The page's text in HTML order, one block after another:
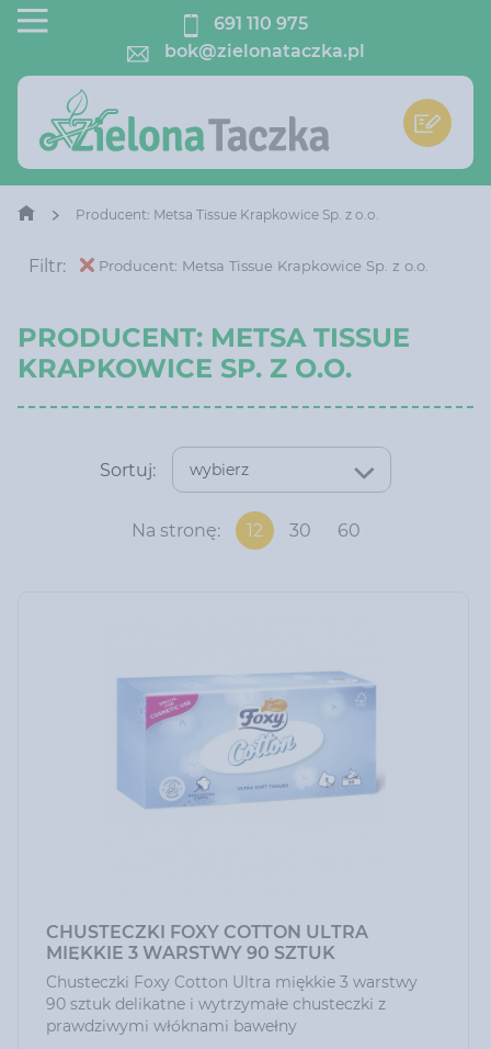
691 110 975
bok@zielonataczka.pl
Producent: Metsa Tissue Krapkowice Sp. z o.o.
Filtr: Producent: Metsa Tissue Krapkowice Sp. z o.o.
PRODUCENT: METSA TISSUE
KRAPKOWICE SP. Z O.O.
Sortuj: wybierz
Na stronę: 12 30 60
CHUSTECZKI FOXY COTTON ULTRA
MIĘKKIE 3 WARSTWY 90 SZTUK
Chusteczki Foxy Cotton Ultra miękkie 3 warstwy
90 sztuk delikatne i wytrzymałe chusteczki z
prawdziwymi włóknami bawełny